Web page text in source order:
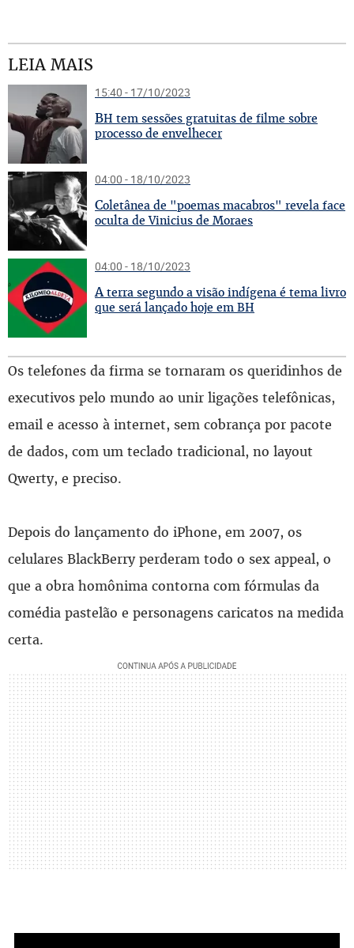
LEIA MAIS
15:40 - 17/10/2023
BH tem sessões gratuitas de filme sobre
processo de envelhecer
04:00 - 18/10/2023
Coletânea de "poemas macabros" revela face
oculta de Vinicius de Moraes
04:00 - 18/10/2023
Aterra segundo a visão indígena é tema livro
que será lançado hoje em BH
Os telefones da firma se tornaram os queridinhos de
executivos pelo mundo ao unir ligações telefônicas,
email e acesso à internet, sem cobrança por pacote
de dados, com um teclado tradicional, no layout
Qwerty, e preciso.
Depois do lançamento do iPhone, em 2007, os
celulares BlackBerry perderam todo o sex appeal, o
que a obra homônima contorna com fórmulas da
comédia pastelão e personagens caricatos na medida
certa.